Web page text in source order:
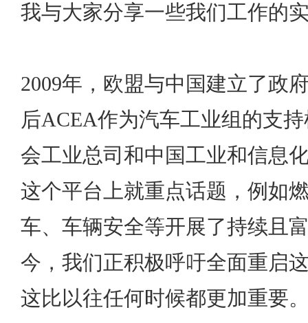
我与大家分享一些我们工作的
2009年，欧盟与中国建立了政
后ACEA作为汽车工业组的支
会工业总司和中国工业和信息
这个平台上就重点话题，例如
车、车辆安全等开展了持续且
今，我们正积极呼吁全面重启
这比以往任何时候都更加重要